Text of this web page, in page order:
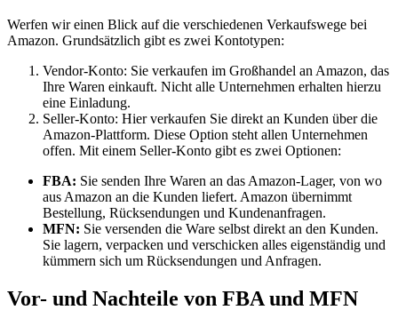
Werfen wir einen Blick auf die verschiedenen Verkaufswege bei
Amazon. Grundsätzlich gibt es zwei Kontotypen:
Vendor-Konto: Sie verkaufen im Großhandel an Amazon, das
Ihre Waren einkauft. Nicht alle Unternehmen erhalten hierzu
eine Einladung.
Seller-Konto: Hier verkaufen Sie direkt an Kunden über die
Amazon-Plattform. Diese Option steht allen Unternehmen
offen. Mit einem Seller-Konto gibt es zwei Optionen:
FBA: Sie senden Ihre Waren an das Amazon-Lager, von wo
aus Amazon an die Kunden liefert. Amazon übernimmt
Bestellung, Rücksendungen und Kundenanfragen.
MFN: Sie versenden die Ware selbst direkt an den Kunden.
Sie lagern, verpacken und verschicken alles eigenständig und
kümmern sich um Rücksendungen und Anfragen.
Vor- und Nachteile von FBA und MFN